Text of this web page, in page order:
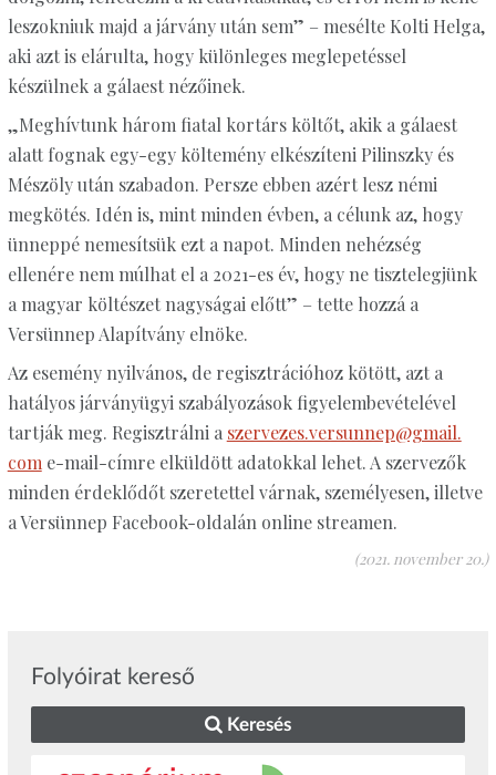
leszokniuk majd a járvány után sem” – mesélte Kolti Helga,
aki azt is elárulta, hogy különleges meglepetéssel
készülnek a gálaest nézőinek.
„Meghívtunk három fiatal kortárs költőt, akik a gálaest
alatt fognak egy-egy költemény elkészíteni Pilinszky és
Mészöly után szabadon. Persze ebben azért lesz némi
megkötés. Idén is, mint minden évben, a célunk az, hogy
ünneppé nemesítsük ezt a napot. Minden nehézség
ellenére nem múlhat el a 2021-es év, hogy ne tisztelegjünk
a magyar költészet nagyságai előtt” – tette hozzá a
Versünnep Alapítvány elnöke.
Az esemény nyilvános, de regisztrációhoz kötött, azt a
hatályos járványügyi szabályozások figyelembevételével
tartják meg. Regisztrálni a szervezes.versunnep@gmail.
com e-mail-címre elküldött adatokkal lehet. A szervezők
minden érdeklődőt szeretettel várnak, személyesen, illetve
a Versünnep Facebook-oldalán online streamen.
(2021. november 20.)
Folyóirat kereső
Keresés